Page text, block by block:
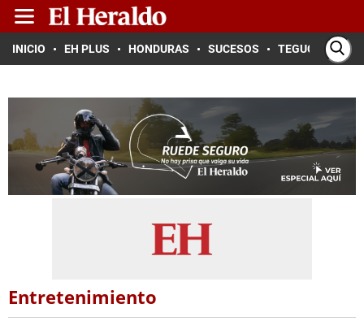
INICIO EH PLUS HONDURAS SUCESOS TEGUCIGALPA
Entretenimiento